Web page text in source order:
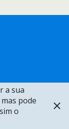
a sua
pode
o